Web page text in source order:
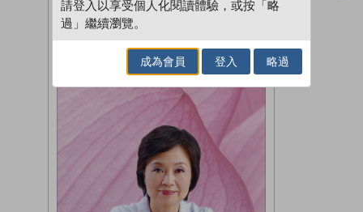
請登入以享受個人化閱讀體驗，或按「略
過」繼續瀏覽。
成為會員 登入 略過